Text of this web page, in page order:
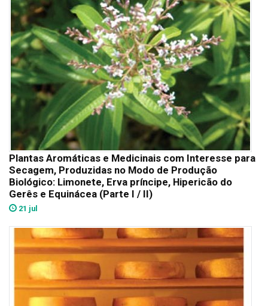
Plantas Aromáticas e Medicinais com Interesse para
Secagem, Produzidas no Modo de Produção
Biológico: Limonete, Erva príncipe, Hipericão do
Gerês e Equinácea (Parte I / II)
21 jul